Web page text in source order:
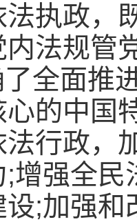
执政，
法规管
全面推
心的中国
行政，
;增强全
;加强